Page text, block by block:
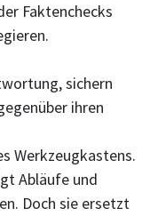
Faktenchecks
sichern
ihren
Werkzeugkastens.
Abläufe und
Doch sie ersetzt